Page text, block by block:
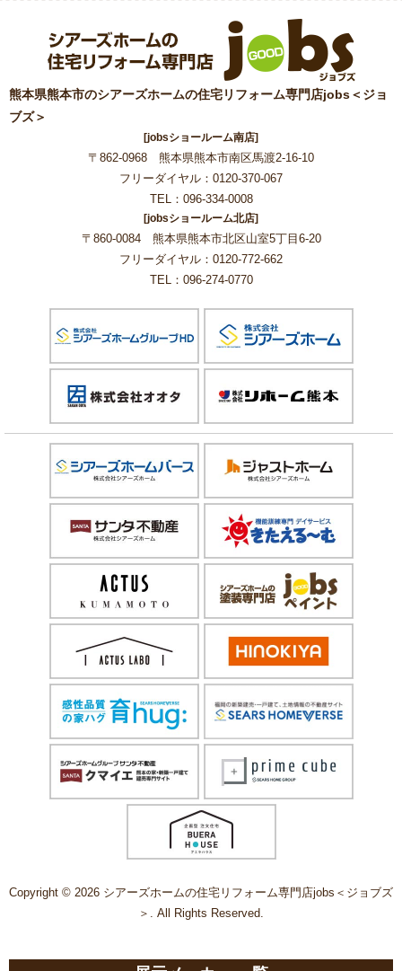
熊本県熊本市のシアーズホームの住宅リフォーム専門店jobs＜ジョ
ブズ＞
[jobsショールーム南店]
〒862-0968 熊本県熊本市南区馬渡2-16-10
フリーダイヤル：0120-370-067
TEL：096-334-0008
[jobsショールーム北店]
〒860-0084 熊本県熊本市北区山室5丁目6-20
フリーダイヤル：0120-772-662
TEL：096-274-0770
Copyright © 2026 シアーズホームの住宅リフォーム専門店jobs＜ジョブズ
＞. All Rights Reserved.